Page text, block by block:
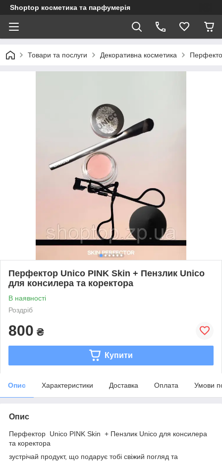
Shoptop косметика та парфумерія
Товари та послуги Декоративна косметика
Перфектор Unico PINK Skin + Пензлик Unico
для консилера та коректора
В наявності
Роздріб
800 ₴
Купити
Опис Характеристики Доставка Оплата Умови
Опис
Перфектор Unico PINK Skin + Пензлик Unico для консилера
та коректора
зустрічай продукт, що подарує тобі свіжий погляд та